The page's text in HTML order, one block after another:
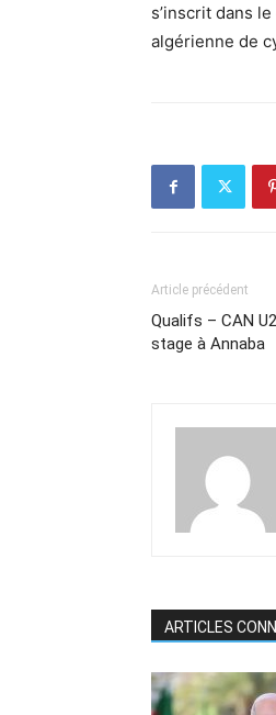
s’inscrit dans
algérienne de
Article précédent
Qualifs – CAN
stage à Annaba
ARTICLES